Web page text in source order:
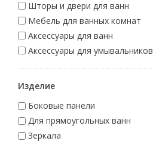
Шторы и двери для ванн
Мебель для ванных комнат
Аксессуары для ванн
Аксессуары для умывальников
Изделие
Боковые панели
Для прямоугольных ванн
Зеркала